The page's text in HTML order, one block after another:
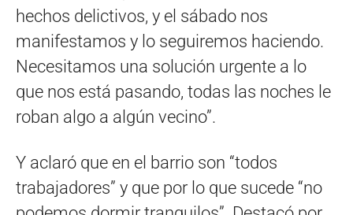
hechos delictivos, y el sábado nos
manifestamos y lo seguiremos haciendo.
Necesitamos una solución urgente a lo
que nos está pasando, todas las noches le
roban algo a algún vecino”.
Y aclaró que en el barrio son “todos
trabajadores” y que por lo que sucede “no